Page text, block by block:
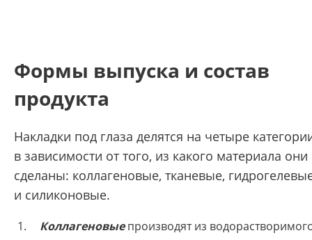
Формы выпуска и состав
продукта
Накладки под глаза делятся на четыре
в зависимости от того, из какого материала они
сделаны: коллагеновые, тканевые,
и силиконовые.
Коллагеновыепроизводят из